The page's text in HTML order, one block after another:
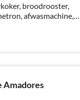
broodrooster,
afwasmachine,
Amadores